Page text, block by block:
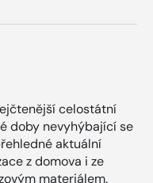
celostátní
doby nevyhýbající se
aktuální
z domova i ze
materiálem.